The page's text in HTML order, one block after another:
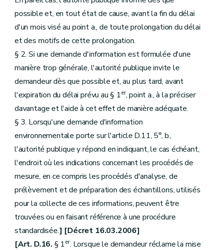
possible et, en tout état de cause, avant la fin du délai
d'un mois visé au point a., de toute prolongation du délai
et des motifs de cette prolongation.
§ 2. Si une demande d'information est formulée d'une
manière trop générale, l'autorité publique invite le
demandeur dès que possible et, au plus tard, avant
l'expiration du délai prévu au § 1er, point a., à la préciser
davantage et l'aide à cet effet de manière adéquate.
§ 3. Lorsqu'une demande d'information
environnementale porte sur l'article D.11, 5°, b.,
l'autorité publique y répond en indiquant, le cas échéant,
l'endroit où les indications concernant les procédés de
mesure, en ce compris les procédés d'analyse, de
prélèvement et de préparation des échantillons, utilisés
pour la collecte de ces informations, peuvent être
trouvées ou en faisant référence à une procédure
standardisée.] [Décret 16.03.2006]
[Art. D.16. § 1er. Lorsque le demandeur réclame la mise